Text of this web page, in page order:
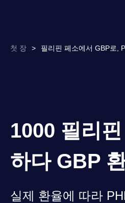
첫 장 > 필리핀 페소에서 GBP로,
1000 필리
하다 GBP
실제 환율에 따라